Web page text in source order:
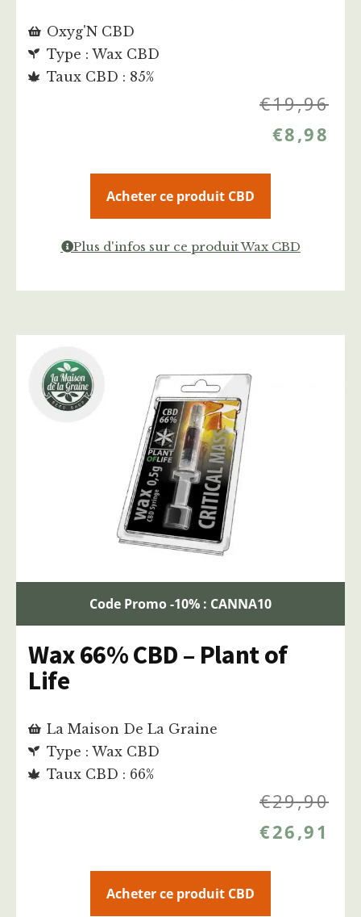
Oxyg'N CBD
Type : Wax CBD
Taux CBD : 85%
€19,96
€8,98
Acheter ce produit CBD
Plus d'infos sur ce produit Wax CBD
Code Promo -10% : CANNA10
Wax 66% CBD – Plant of
Life
La Maison De La Graine
Type : Wax CBD
Taux CBD : 66%
€29,90
€26,91
Acheter ce produit CBD